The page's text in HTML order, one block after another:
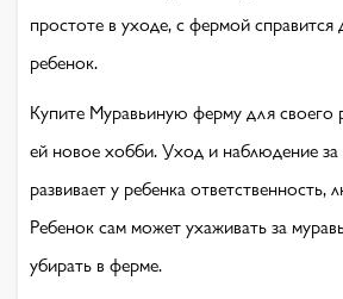
простоте в уходе, с фермой справится
ребенок.
Купите Муравьиную ферму для своего
ей новое хобби. Уход и наблюдение за
развивает у ребенка
Ребенок сам может ухаживать за
убирать в ферме.